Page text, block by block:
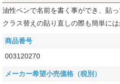
油性ペンで名前を書く事ができ、貼っ
クラス替えの貼り直しの際も簡単には
商品番号
003120270
メーカー希望小売価格（税別）